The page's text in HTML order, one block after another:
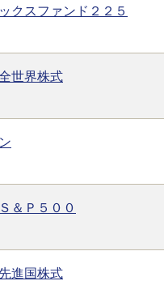
クスファンド２２５
世界株式
＆Ｐ５００
進国株式